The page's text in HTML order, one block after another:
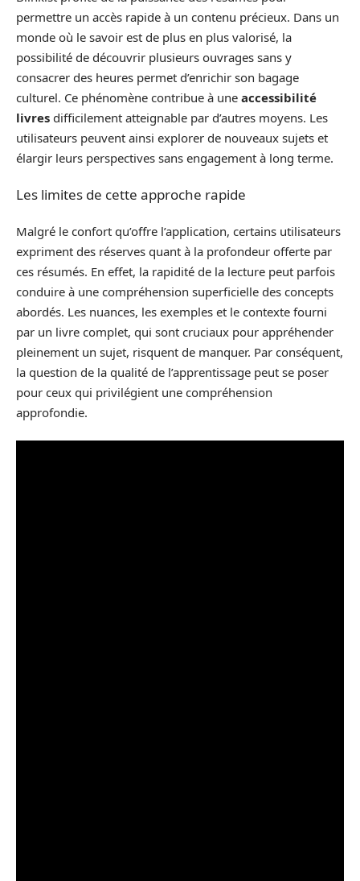
permettre un accès rapide à un contenu précieux. Dans un
monde où le savoir est de plus en plus valorisé, la
possibilité de découvrir plusieurs ouvrages sans y
consacrer des heures permet d’enrichir son bagage
culturel. Ce phénomène contribue à une accessibilité
livres difficilement atteignable par d’autres moyens. Les
utilisateurs peuvent ainsi explorer de nouveaux sujets et
élargir leurs perspectives sans engagement à long terme.
Les limites de cette approche rapide
Malgré le confort qu’offre l’application, certains utilisateurs
expriment des réserves quant à la profondeur offerte par
ces résumés. En effet, la rapidité de la lecture peut parfois
conduire à une compréhension superficielle des concepts
abordés. Les nuances, les exemples et le contexte fourni
par un livre complet, qui sont cruciaux pour appréhender
pleinement un sujet, risquent de manquer. Par conséquent,
la question de la qualité de l’apprentissage peut se poser
pour ceux qui privilégient une compréhension
approfondie.